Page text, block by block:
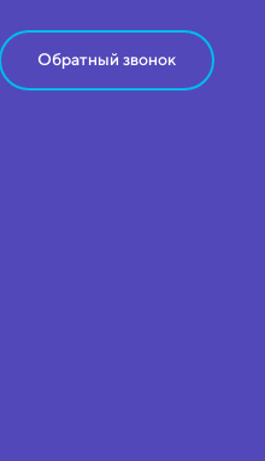
Обратный звонок